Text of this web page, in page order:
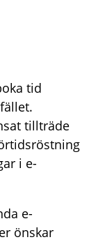
tid
tillträde
i e-
e-
önskar